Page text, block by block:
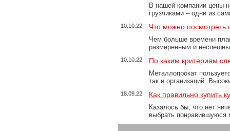
В нашей компании цены
грузчиками – одни из
10.10.22 Что можно посмотреть
Чем больше времени
размеренным и
10.10.22 По каким критериям
Металлопрокат
так и организаций.
18.09.22 Как правильно купить
Казалось бы, что нет
выбрать